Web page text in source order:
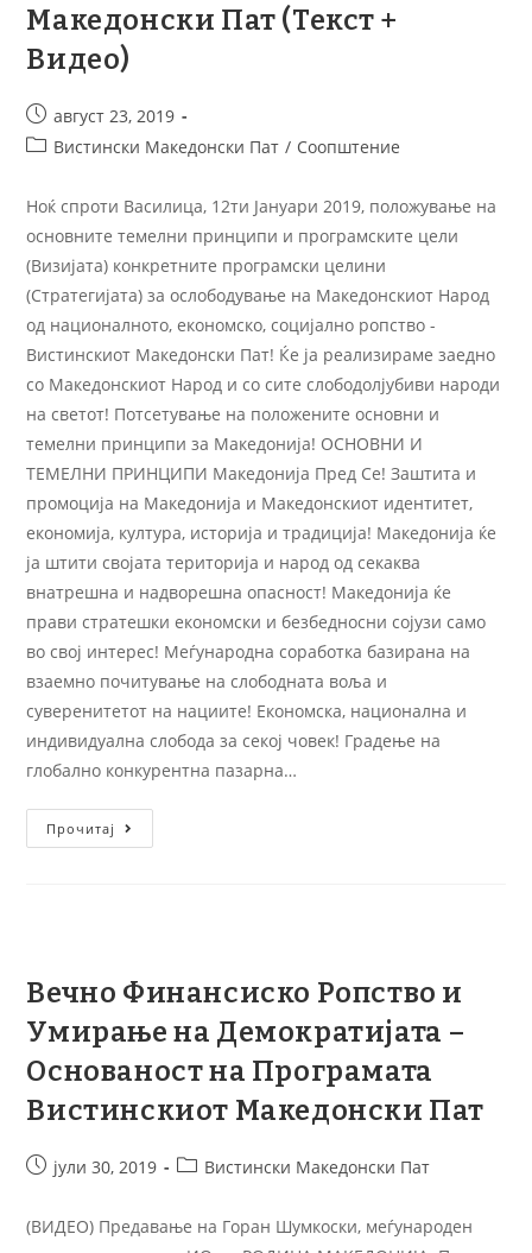
Македонски Пат (Текст +
Видео)
август 23, 2019
Вистински Македонски Пат / Соопштение
Ноќ спроти Василица, 12ти Јануари 2019, положување на
основните темелни принципи и програмските цели
(Визијата) конкретните програмски целини
(Стратегијата) за ослободување на Македонскиот Народ
од националното, економско, социјално ропство -
Вистинскиот Македонски Пат! Ќе ја реализираме заедно
со Македонскиот Народ и со сите слободолјубиви народи
на светот! Потсетување на положените основни и
темелни принципи за Македонија! ОСНОВНИ И
ТЕМЕЛНИ ПРИНЦИПИ Македонија Пред Се! Заштита и
промоција на Македонија и Македонскиот идентитет,
економија, култура, историја и традиција! Македонија ќе
ја штити својата територија и народ од секаква
внатрешна и надворешна опасност! Македонија ќе
прави стратешки економски и безбедносни сојузи само
во свој интерес! Меѓународна соработка базирана на
взаемно почитување на слободната воља и
суверенитетот на нациите! Економска, национална и
индивидуална слобода за секој човек! Градење на
глобално конкурентна пазарна…
Прочитај
Вечно Финансиско Ропство и
Умирање на Демократијата –
Основаност на Програмата
Вистинскиот Македонски Пат
јули 30, 2019 Вистински Македонски Пат
(ВИДЕО) Предавање на Горан Шумкоски, меѓународен